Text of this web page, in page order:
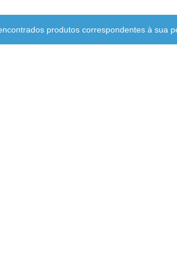
produtos correspondentes à sua